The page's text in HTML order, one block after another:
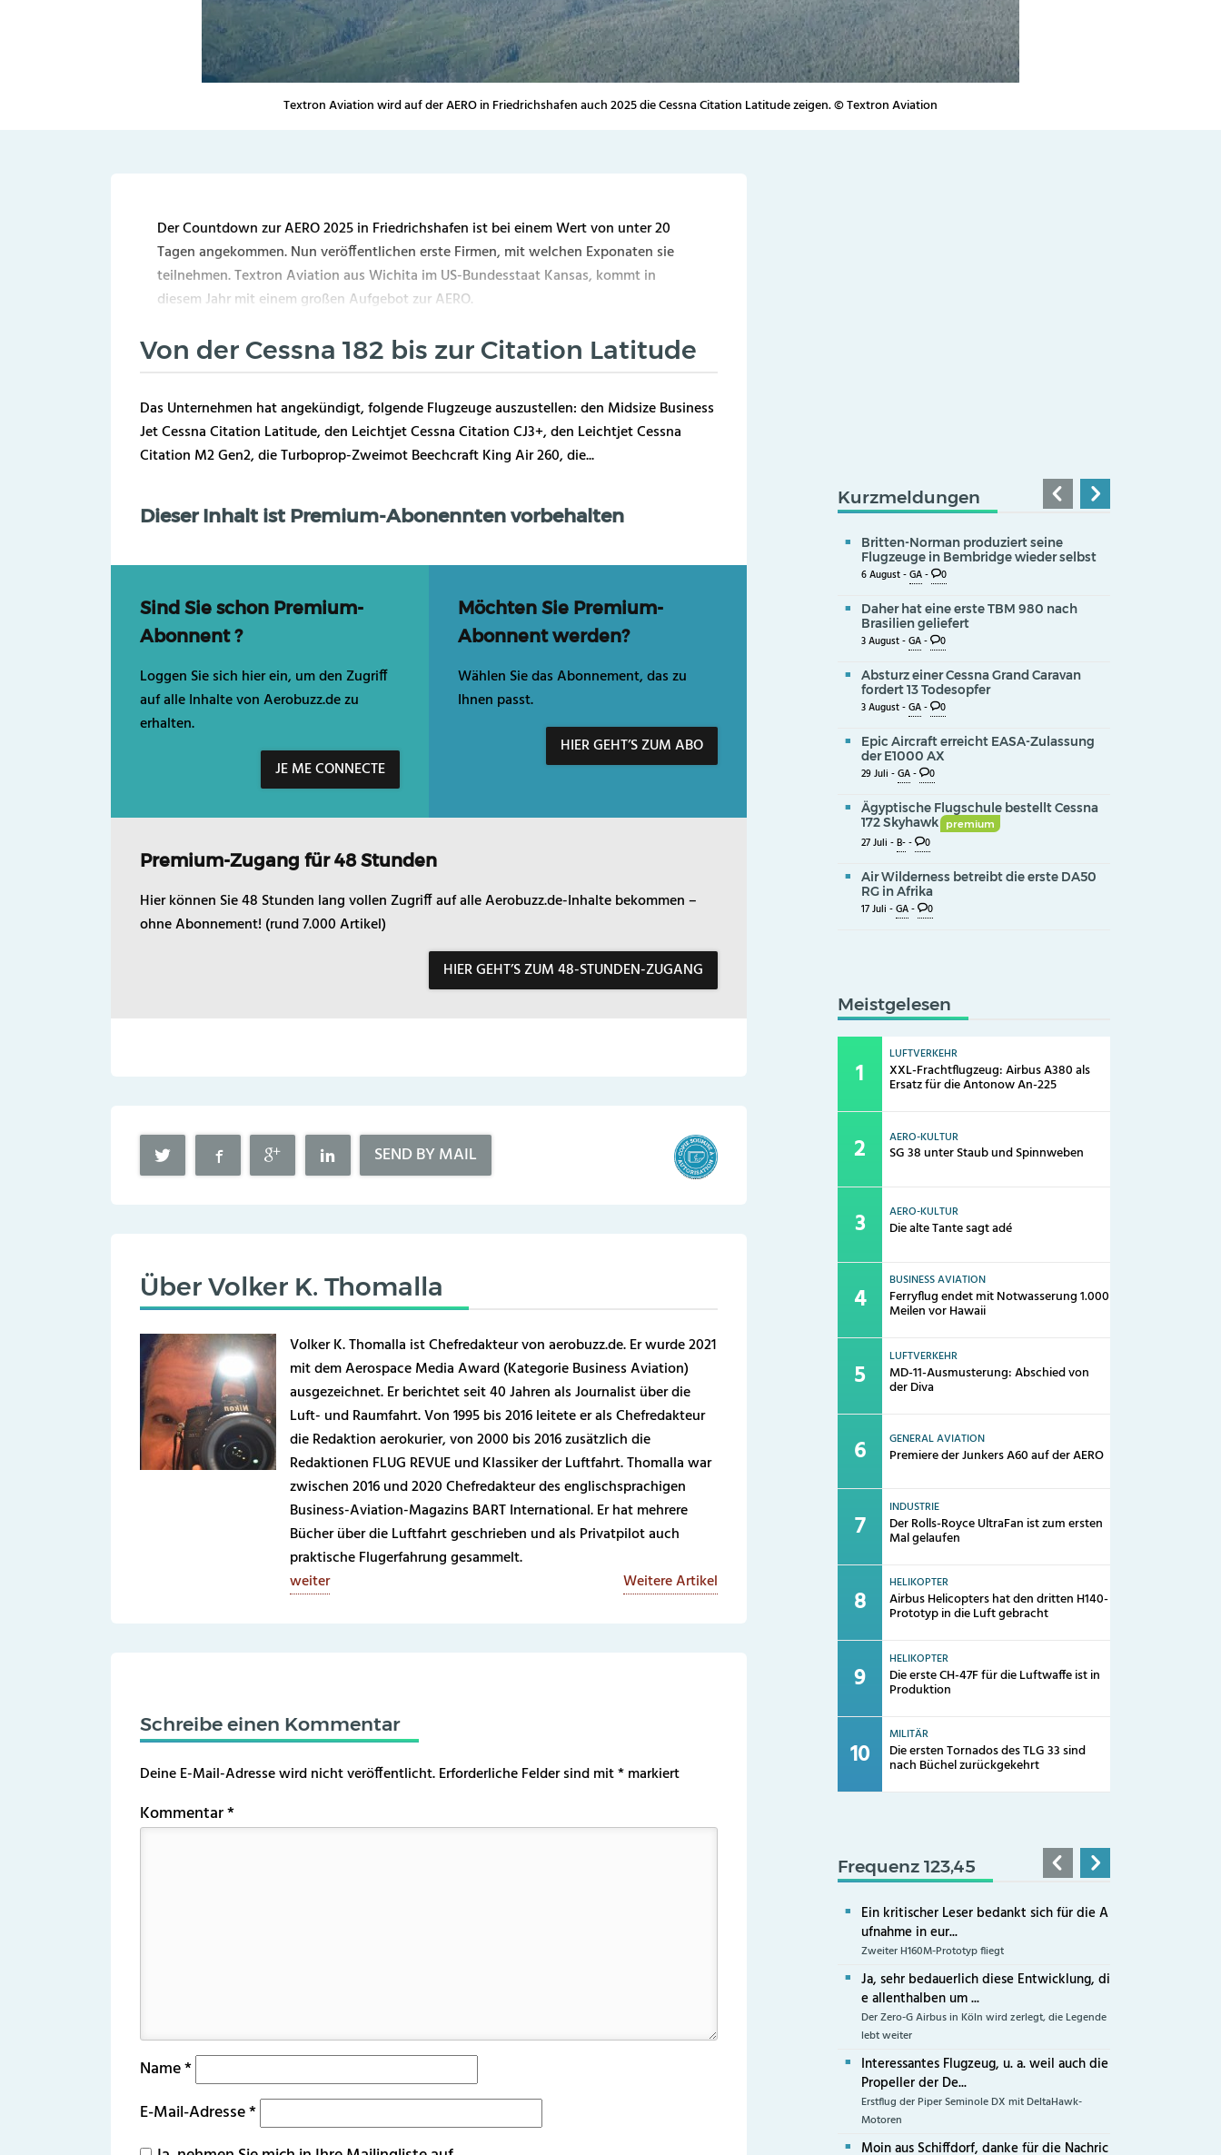
Textron Aviation wird auf der AERO in Friedrichshafen auch 2025 die Cessna Citation Latitude zeigen. © Textron Aviation
Der Countdown zur AERO 2025 in Friedrichshafen ist bei einem Wert von unter 20
Tagen angekommen. Nun veröffentlichen erste Firmen, mit welchen Exponaten sie
teilnehmen. Textron Aviation aus Wichita im US-Bundesstaat Kansas, kommt in
diesem Jahr mit einem großen Aufgebot zur AERO.
Von der Cessna 182 bis zur Citation Latitude
Das Unternehmen hat angekündigt, folgende Flugzeuge auszustellen: den Midsize Business
Jet Cessna Citation Latitude, den Leichtjet Cessna Citation CJ3+, den Leichtjet Cessna
Citation M2 Gen2, die Turboprop-Zweimot Beechcraft King Air 260, die...
Dieser Inhalt ist Premium-Abonennten vorbehalten
Sind Sie schon Premium-
Abonnent ?
Loggen Sie sich hier ein, um den Zugriff
auf alle Inhalte von Aerobuzz.de zu
erhalten.
JE ME CONNECTE
Möchten Sie Premium-
Abonnent werden?
Wählen Sie das Abonnement, das zu
Ihnen passt.
HIER GEHT’S ZUM ABO
Premium-Zugang für 48 Stunden
Hier können Sie 48 Stunden lang vollen Zugriff auf alle Aerobuzz.de-Inhalte bekommen –
ohne Abonnement! (rund 7.000 Artikel)
HIER GEHT’S ZUM 48-STUNDEN-ZUGANG
SEND BY MAIL
Über Volker K. Thomalla
Volker K. Thomalla ist Chefredakteur von aerobuzz.de. Er wurde 2021
mit dem Aerospace Media Award (Kategorie Business Aviation)
ausgezeichnet. Er berichtet seit 40 Jahren als Journalist über die
Luft- und Raumfahrt. Von 1995 bis 2016 leitete er als Chefredakteur
die Redaktion aerokurier, von 2000 bis 2016 zusätzlich die
Redaktionen FLUG REVUE und Klassiker der Luftfahrt. Thomalla war
zwischen 2016 und 2020 Chefredakteur des englischsprachigen
Business-Aviation-Magazins BART International. Er hat mehrere
Bücher über die Luftfahrt geschrieben und als Privatpilot auch
praktische Flugerfahrung gesammelt.
weiter
Weitere Artikel
Schreibe einen Kommentar
Deine E-Mail-Adresse wird nicht veröffentlicht.Erforderliche Felder sind mit*markiert
Kommentar*
Name*
E-Mail-Adresse*
Kurzmeldungen
Britten-Norman produziert seine
Flugzeuge in Bembridge wieder selbst
6 August -GA- 0
Daher hat eine erste TBM 980 nach
Brasilien geliefert
3 August -GA- 0
Absturz einer Cessna Grand Caravan
fordert 13 Todesopfer
3 August -GA- 0
Epic Aircraft erreicht EASA-Zulassung
der E1000 AX
29 Juli -GA- 0
Ägyptische Flugschule bestellt Cessna
172 Skyhawk
premium
27 Juli -B-- 0
Air Wilderness betreibt die erste DA50
RG in Afrika
17 Juli -GA- 0
Meistgelesen
LUFTVERKEHR
XXL-Frachtflugzeug: Airbus A380 als
Ersatz für die Antonow An-225
AERO-KULTUR
SG 38 unter Staub und Spinnweben
AERO-KULTUR
Die alte Tante sagt adé
BUSINESS AVIATION
Ferryflug endet mit Notwasserung 1.000
Meilen vor Hawaii
LUFTVERKEHR
MD-11-Ausmusterung: Abschied von
der Diva
GENERAL AVIATION
Premiere der Junkers A60 auf der AERO
INDUSTRIE
Der Rolls-Royce UltraFan ist zum ersten
Mal gelaufen
HELIKOPTER
Airbus Helicopters hat den dritten H140-
Prototyp in die Luft gebracht
HELIKOPTER
Die erste CH-47F für die Luftwaffe ist in
Produktion
MILITÄR
Die ersten Tornados des TLG 33 sind
nach Büchel zurückgekehrt
Frequenz 123,45
Ein kritischer Leser bedankt sich für die A
ufnahme in eur...
Zweiter H160M-Prototyp fliegt
Ja, sehr bedauerlich diese Entwicklung, di
e allenthalben um ...
Der Zero-G Airbus in Köln wird zerlegt, die Legende
lebt weiter
Interessantes Flugzeug, u. a. weil auch die
Propeller der De...
Erstflug der Piper Seminole DX mit DeltaHawk-
Motoren
Moin aus Schiffdorf, danke für die Nachric